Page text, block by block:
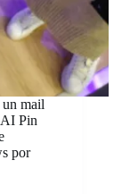
un mail
AI Pin
por